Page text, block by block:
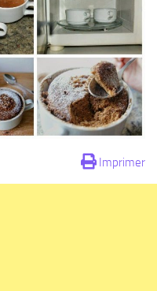
Imprimer